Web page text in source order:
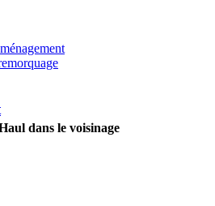
dans le voisinage